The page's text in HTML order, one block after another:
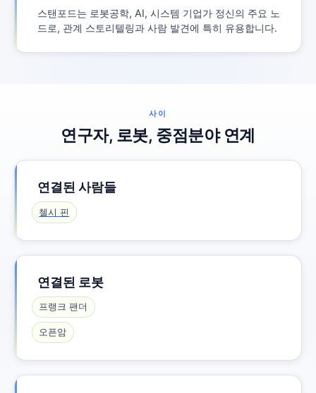
스탠포드는 ​​로봇공학, AI, 시스템 기업가 정신의 주요 노
드로, 관계 스토리텔링과 사람 발견에 특히 유용합니다.
사이
연구자, 로봇, 중점분야 연계
연결된 사람들
첼시 핀
연결된 로봇
프랭크 팬더
오픈암